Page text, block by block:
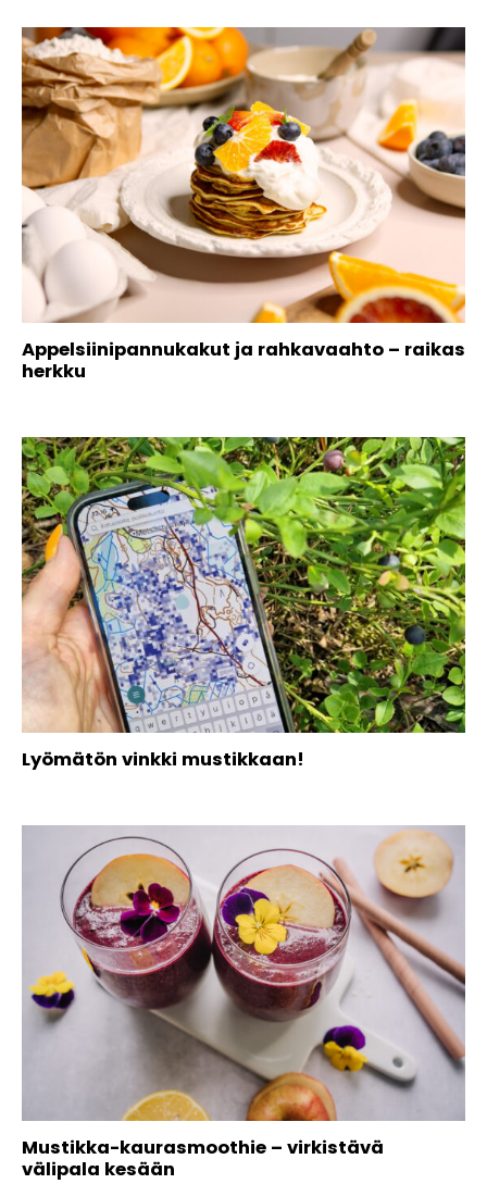
Appelsiinipannukakut ja rahkavaahto – raikas
herkku
Lyömätön vinkki mustikkaan!
Mustikka-kaurasmoothie – virkistävä
välipala kesään